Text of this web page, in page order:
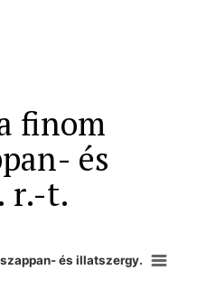
finom
és
r.-t.
és illatszergy.